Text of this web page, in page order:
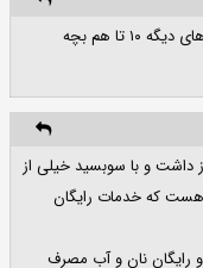
خب به ماچه مگه ما وضعیتمون بده می ریم کشورهای دیگه ۱۰ تا هم بچه
داشت و با سوبسید خیلی از
هست که خدمات رایگان
رایگان نان و آب مصرف